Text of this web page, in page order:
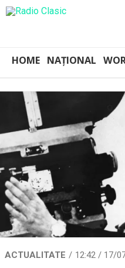
HOME NAȚIONAL
ACTUALITATE 12:42 / 17/